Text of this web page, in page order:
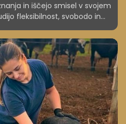
in iščejo smisel v svojem
fleksibilnost, svobodo in
v ključne kadre,
vodje, česar se zavedajo tudi
Kako prepoznati,
talente ter razvijati njihove
Eva Boštjančič in dr. Robert